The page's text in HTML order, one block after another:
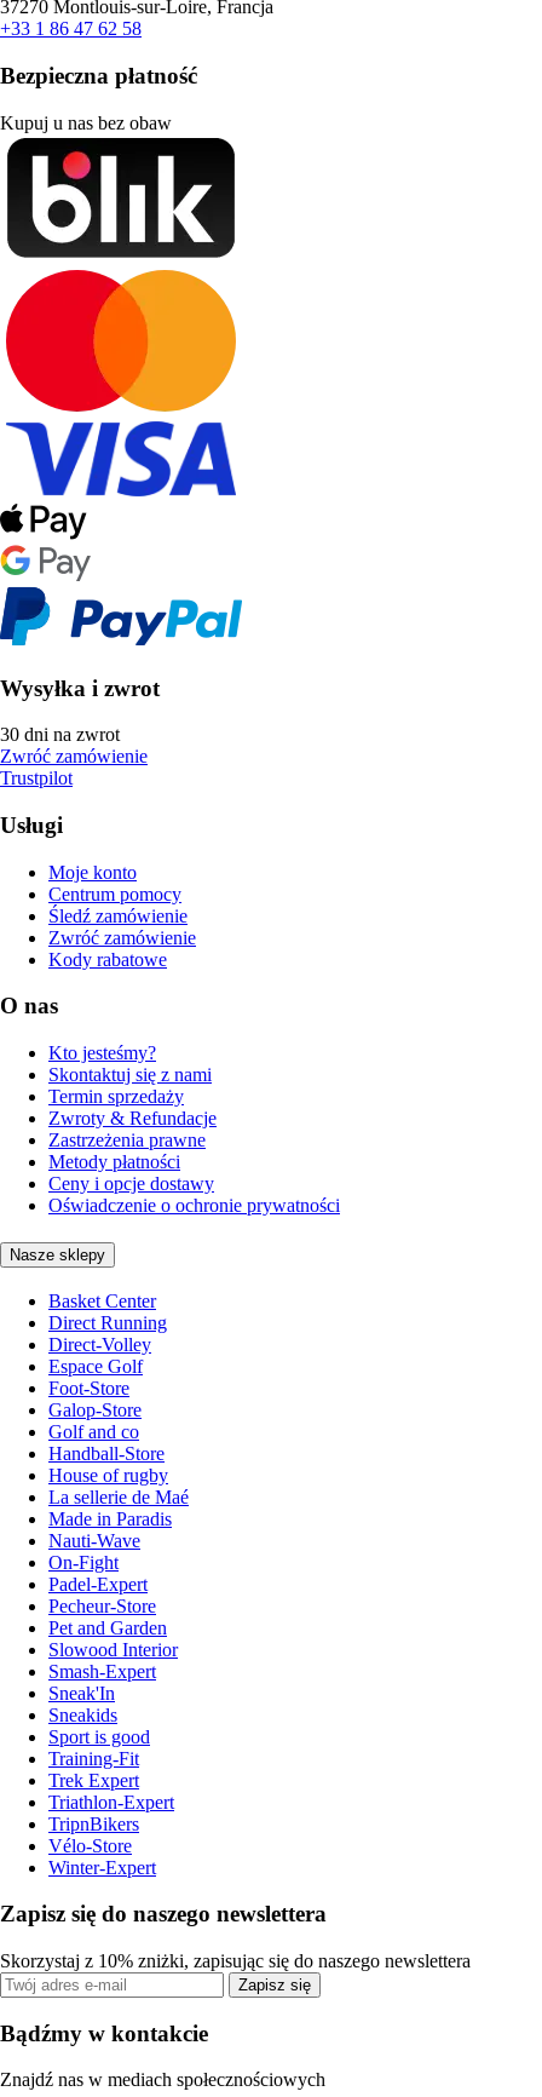
37270 Montlouis-sur-Loire, Francja
+33 1 86 47 62 58
Bezpieczna płatność
Kupuj u nas bez obaw
Wysyłka i zwrot
30 dni na zwrot
Zwróć zamówienie
Trustpilot
Usługi
Moje konto
Centrum pomocy
Śledź zamówienie
Zwróć zamówienie
Kody rabatowe
O nas
Kto jesteśmy?
Skontaktuj się z nami
Termin sprzedaży
Zwroty & Refundacje
Zastrzeżenia prawne
Metody płatności
Ceny i opcje dostawy
Oświadczenie o ochronie prywatności
Nasze sklepy
Basket Center
Direct Running
Direct-Volley
Espace Golf
Foot-Store
Galop-Store
Golf and co
Handball-Store
House of rugby
La sellerie de Maé
Made in Paradis
Nauti-Wave
On-Fight
Padel-Expert
Pecheur-Store
Pet and Garden
Slowood Interior
Smash-Expert
Sneak'In
Sneakids
Sport is good
Training-Fit
Trek Expert
Triathlon-Expert
TripnBikers
Vélo-Store
Winter-Expert
Zapisz się do naszego newslettera
Skorzystaj z 10% zniżki, zapisując się do naszego newslettera
Zapisz się
Bądźmy w kontakcie
Znajdź nas w mediach społecznościowych